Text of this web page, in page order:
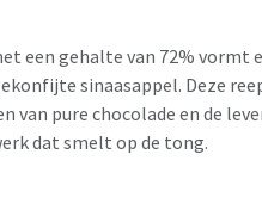
een gehalte van 72% vormt
sinaasappel. Deze
van pure chocolade en de
dat smelt op de tong.